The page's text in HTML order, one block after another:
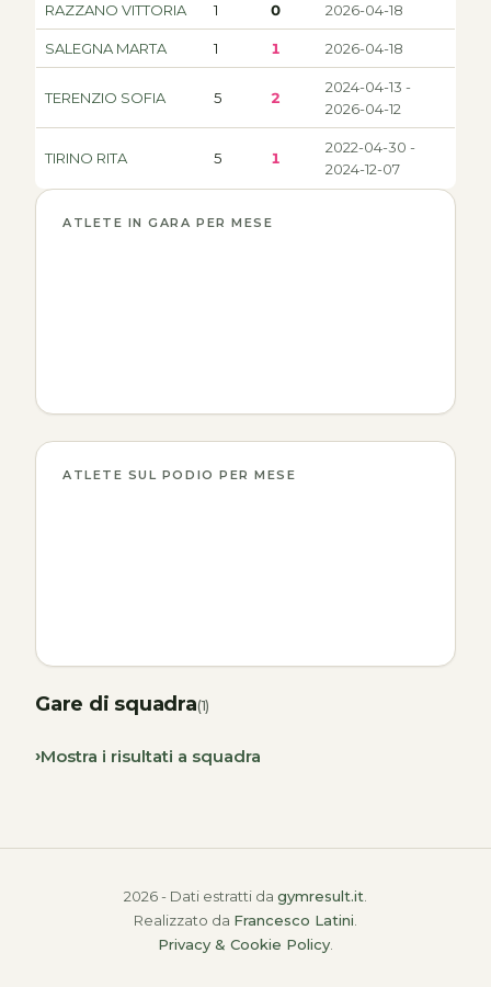
RAZZANO VITTORIA 1 0 2026-04-18
SALEGNA MARTA 1 1 2026-04-18
TERENZIO SOFIA 5 2
2024-04-13 -
2026-04-12
TIRINO RITA 5 1
2022-04-30 -
2024-12-07
ATLETE IN GARA PER MESE
ATLETE SUL PODIO PER MESE
Gare di squadra(1)
Mostra i risultati a squadra
2026 - Dati estratti da gymresult.it.
Realizzato da Francesco Latini.
Privacy & Cookie Policy.